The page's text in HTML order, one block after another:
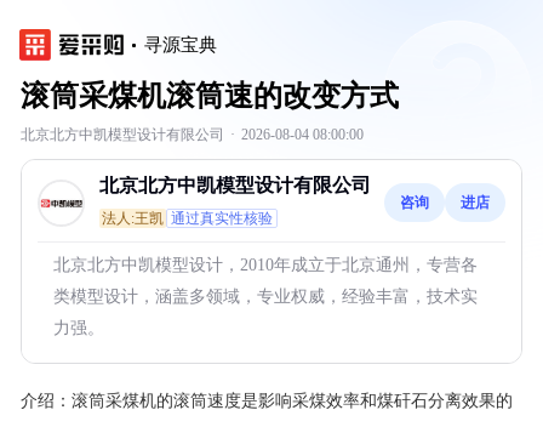
寻源宝典
滚筒采煤机滚筒速的改变方式
北京北方中凯模型设计有限公司 · 2026-08-04 08:00:00
北京北方中凯模型设计有限公司
法人:王凯 通过真实性核验
咨询 进店
北京北方中凯模型设计，2010年成立于北京通州，专营各
类模型设计，涵盖多领域，专业权威，经验丰富，技术实
力强。
介绍： 滚筒采煤机的滚筒速度是影响采煤效率和煤矸石分离效果的